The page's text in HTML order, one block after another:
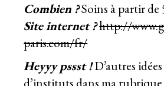
Combien ?Soins à partir de
Site internet ?http://
paris.com/fr/
Heyyy pssst !D’autres
d’instituts dans ma